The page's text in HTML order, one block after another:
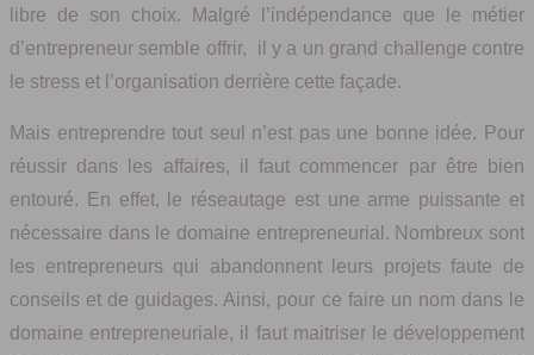
libre de son choix. Malgré l’indépendance que le métier
d’entrepreneur semble offrir, il y a un grand challenge contre
le stress et l’organisation derrière cette façade.
Mais entreprendre tout seul n’est pas une bonne idée. Pour
réussir dans les affaires, il faut commencer par être bien
entouré. En effet, le réseautage est une arme puissante et
nécessaire dans le domaine entrepreneurial. Nombreux sont
les entrepreneurs qui abandonnent leurs projets faute de
conseils et de guidages. Ainsi, pour ce faire un nom dans le
domaine entrepreneuriale, il faut maitriser le développement